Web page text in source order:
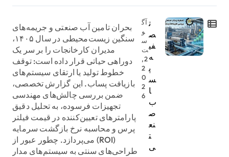
ت
ص
فی
ه
پ
س
ا
ب
ص
نع
ت
ی
آگ
و
س
ت
2,
2
0
2
6
بحران تامین آب صنعتی و جریمه‌های
سنگین زیست‌محیطی در سال ۱۴۰۵،
مدیران کارخانجات را بر سر یک
دوراهی حیاتی قرار داده است: توقف
خطوط تولید یا ارتقای سیستم‌های
بازیافت پساب. این گزارش تخصصی،
ضمن بررسی چالش‌های مهندسی
تجهیزات فرسوده، به تحلیل دقیق
پارامترهای تعیین‌کننده در قیمت فیلتر
پرس و محاسبه نرخ بازگشت سرمایه
(ROI) می‌پردازد. چطور عبور از
طراحی‌های سنتی به سیستم‌های مدار